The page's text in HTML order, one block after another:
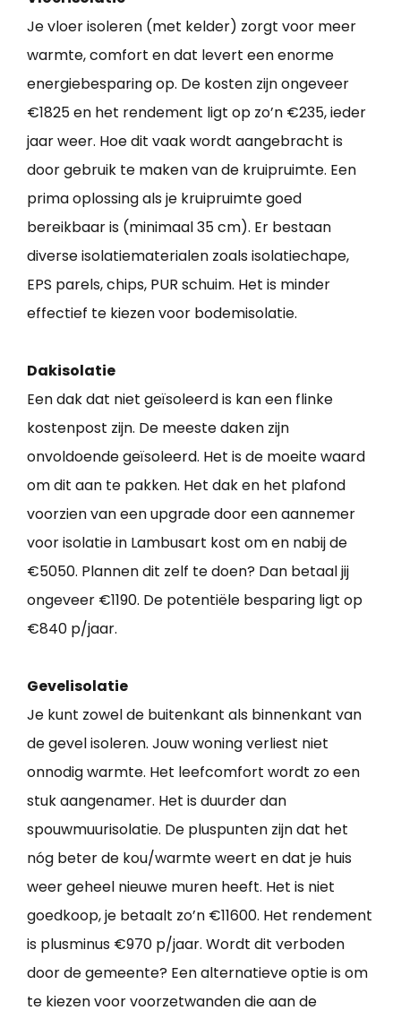
Je vloer isoleren (met kelder) zorgt voor meer
warmte, comfort en dat levert een enorme
energiebesparing op. De kosten zijn ongeveer
€1825 en het rendement ligt op zo’n €235, ieder
jaar weer. Hoe dit vaak wordt aangebracht is
door gebruik te maken van de kruipruimte. Een
prima oplossing als je kruipruimte goed
bereikbaar is (minimaal 35 cm). Er bestaan
diverse isolatiematerialen zoals isolatiechape,
EPS parels, chips, PUR schuim. Het is minder
effectief te kiezen voor bodemisolatie.
Dakisolatie
Een dak dat niet geïsoleerd is kan een flinke
kostenpost zijn. De meeste daken zijn
onvoldoende geïsoleerd. Het is de moeite waard
om dit aan te pakken. Het dak en het plafond
voorzien van een upgrade door een aannemer
voor isolatie in Lambusart kost om en nabij de
€5050. Plannen dit zelf te doen? Dan betaal jij
ongeveer €1190. De potentiële besparing ligt op
€840 p/jaar.
Gevelisolatie
Je kunt zowel de buitenkant als binnenkant van
de gevel isoleren. Jouw woning verliest niet
onnodig warmte. Het leefcomfort wordt zo een
stuk aangenamer. Het is duurder dan
spouwmuurisolatie. De pluspunten zijn dat het
nóg beter de kou/warmte weert en dat je huis
weer geheel nieuwe muren heeft. Het is niet
goedkoop, je betaalt zo’n €11600. Het rendement
is plusminus €970 p/jaar. Wordt dit verboden
door de gemeente? Een alternatieve optie is om
te kiezen voor voorzetwanden die aan de